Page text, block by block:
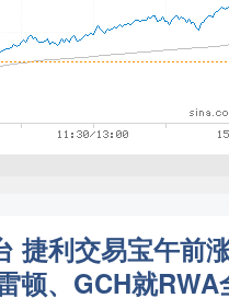
捷利交易宝午前
顿、GCH就RWA